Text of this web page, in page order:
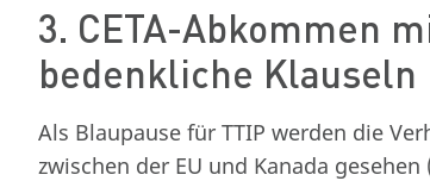
3. CETA-Abkommen
bedenkliche Klauseln
Als Blaupause für TTIP werden die
zwischen der EU und Kanada gesehen